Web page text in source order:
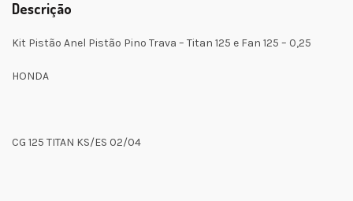
Descrição
Kit Pistão Anel Pistão Pino Trava – Titan 125 e Fan 125 – 0,25
HONDA
CG 125 TITAN KS/ES 02/04